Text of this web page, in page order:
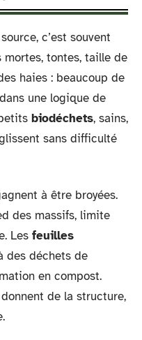
c’est souvent
mortes, tontes, taille de
haies : beaucoup de
une logique de
biodéchets, sains,
sans difficulté
à être broyées.
des massifs, limite
Les feuilles
des déchets de
en compost.
de la structure,